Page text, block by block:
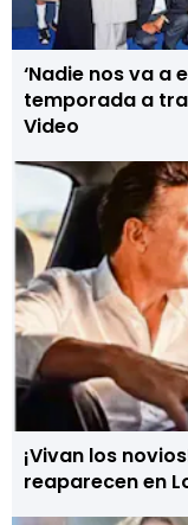
‘Nadie nos va a
temporada a
Video
¡Vivan los
reaparecen en